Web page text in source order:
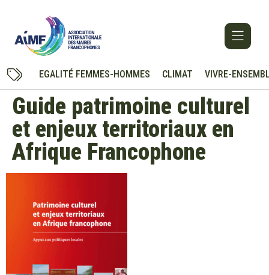
EGALITÉ FEMMES-HOMMES CLIMAT VIVRE-
Guide patrimoine culturel
et enjeux territoriaux en
Afrique Francophone